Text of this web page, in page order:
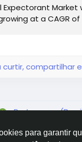
para garantir
Expectorant Market
at a CAGR of
curtir, compartilhar
Portuguese